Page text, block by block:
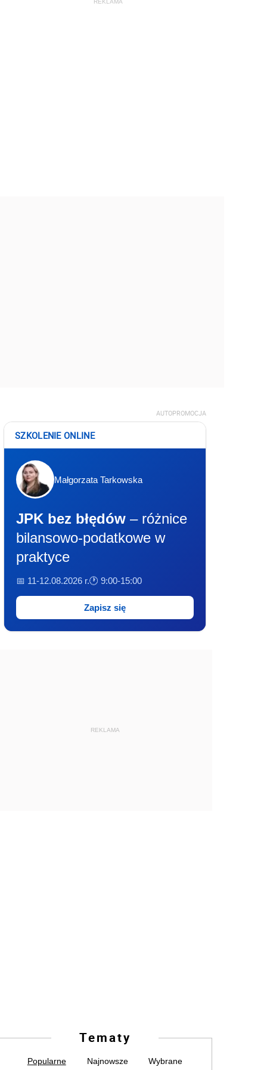
AUTOPROMOCJA
SZKOLENIE ONLINE
Małgorzata Tarkowska
JPK bez błędów – różnice
bilansowo-podatkowe w
praktyce
📅 11-12.08.2026 r.🕐 9:00-15:00
Zapisz się
REKLAMA
Tematy
Popularne Najnowsze Wybrane